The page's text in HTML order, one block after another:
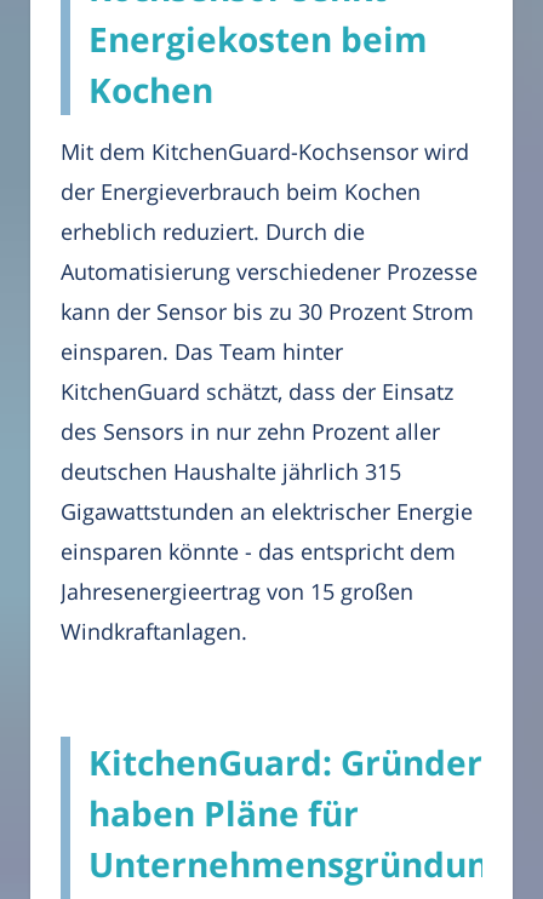
Energiekosten beim
Kochen
Mit dem KitchenGuard-Kochsensor wird
der Energieverbrauch beim Kochen
erheblich reduziert. Durch die
Automatisierung verschiedener Prozesse
kann der Sensor bis zu 30 Prozent Strom
einsparen. Das Team hinter
KitchenGuard schätzt, dass der Einsatz
des Sensors in nur zehn Prozent aller
deutschen Haushalte jährlich 315
Gigawattstunden an elektrischer Energie
einsparen könnte - das entspricht dem
Jahresenergieertrag von 15 großen
Windkraftanlagen.
KitchenGuard: Gründer
haben Pläne für
Unternehmensgründung